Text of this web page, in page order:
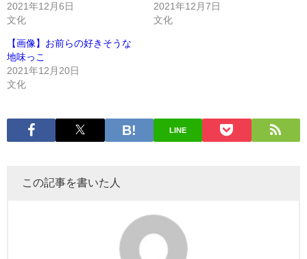
2021年12月6日
文化
2021年12月7日
文化
【画像】お前らの好きそうな
地味っこ
2021年12月20日
文化
LINE
この記事を書いた人